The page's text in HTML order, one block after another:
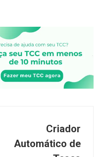
Criador
Automático de